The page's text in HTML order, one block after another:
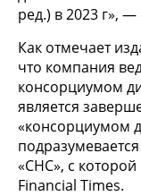
ред.) в 2023 г», —
Как отмечает
что компания
консорциумом
является
«консорциумом
«СНС», с которой
Financial Times.